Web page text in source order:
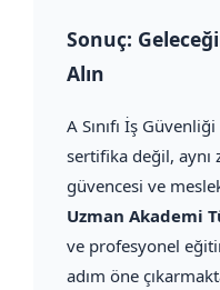
Sonuç:
Alın
A Sınıfı İş
sertifika değil, aynı
güvencesi ve
Uzman Akademi
ve profesyonel
adım öne